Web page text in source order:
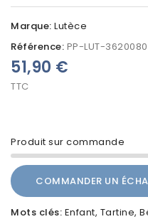
Marque: Lutèce
Référence: PP-LUT-
Produit sur commande
51,90 €
TTC
COMMANDER UN
Mots clés: Enfant Tartine